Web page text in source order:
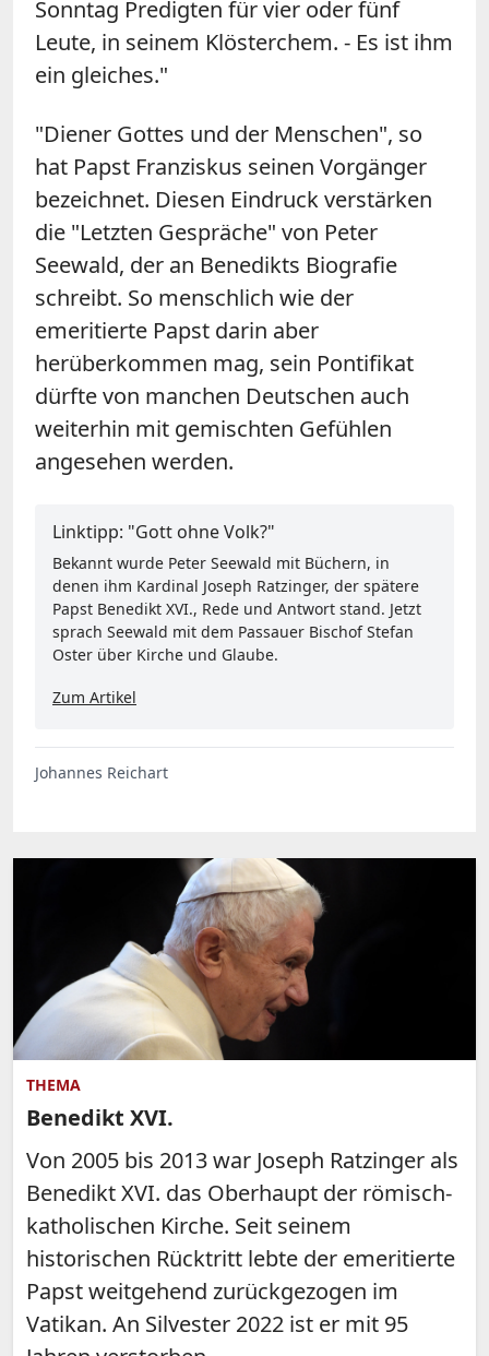
Sonntag Predigten für vier oder fünf
Leute, in seinem Klösterchem. - Es ist ihm
ein gleiches."
"Diener Gottes und der Menschen", so
hat Papst Franziskus seinen Vorgänger
bezeichnet. Diesen Eindruck verstärken
die "Letzten Gespräche" von Peter
Seewald, der an Benedikts Biografie
schreibt. So menschlich wie der
emeritierte Papst darin aber
herüberkommen mag, sein Pontifikat
dürfte von manchen Deutschen auch
weiterhin mit gemischten Gefühlen
angesehen werden.
Linktipp: "Gott ohne Volk?"
Bekannt wurde Peter Seewald mit Büchern, in
denen ihm Kardinal Joseph Ratzinger, der spätere
Papst Benedikt XVI., Rede und Antwort stand. Jetzt
sprach Seewald mit dem Passauer Bischof Stefan
Oster über Kirche und Glaube.
Zum Artikel
Johannes Reichart
THEMA
Benedikt XVI.
Von 2005 bis 2013 war Joseph Ratzinger als
Benedikt XVI. das Oberhaupt der römisch-
katholischen Kirche. Seit seinem
historischen Rücktritt lebte der emeritierte
Papst weitgehend zurückgezogen im
Vatikan. An Silvester 2022 ist er mit 95